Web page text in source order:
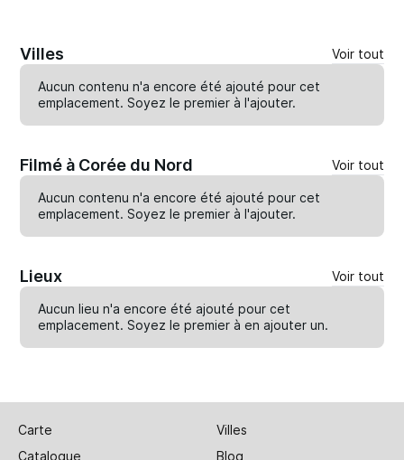
Villes Voir tout
Aucun contenu n'a encore été ajouté pour cet
emplacement. Soyez le premier àl'ajouter.
Filmé à Corée du Nord Voir tout
Aucun contenu n'a encore été ajouté pour cet
emplacement. Soyez le premier àl'ajouter.
Lieux Voir tout
Aucun lieu n'a encore été ajouté pour cet
emplacement. Soyez le premier à enajouter un.
Carte
Villes
Catalogue
Blog